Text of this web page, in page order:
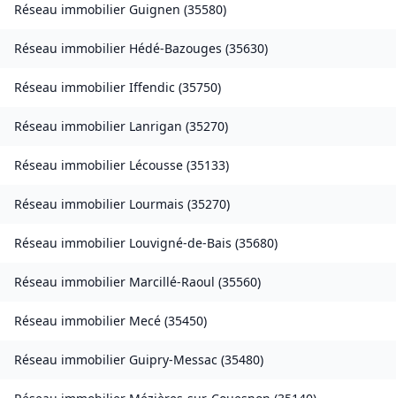
Réseau immobilier Guignen (35580)
Réseau immobilier Hédé-Bazouges (35630)
Réseau immobilier Iffendic (35750)
Réseau immobilier Lanrigan (35270)
Réseau immobilier Lécousse (35133)
Réseau immobilier Lourmais (35270)
Réseau immobilier Louvigné-de-Bais (35680)
Réseau immobilier Marcillé-Raoul (35560)
Réseau immobilier Mecé (35450)
Réseau immobilier Guipry-Messac (35480)